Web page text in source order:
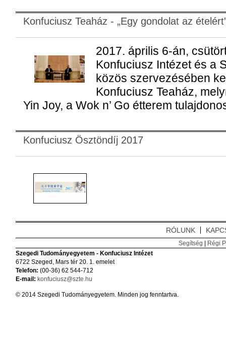
Konfuciusz Teaház - „Egy gondolat az
2017. április 6-án,
Konfuciusz Intézet és a
közös szervezésében
Konfuciusz Teaház,
Yin Joy, a Wok n’ Go étterem
Konfuciusz Ösztöndíj 2017
RÓLUNK
Segítség | Régi
Szegedi Tudományegyetem - Konfuciusz Intézet
6722 Szeged, Mars tér 20. 1. emelet
Telefon: (00-36) 62 544-712
E-mail: konfuciusz@szte.hu
© 2014 Szegedi Tudományegyetem. Minden jog fenntartva.